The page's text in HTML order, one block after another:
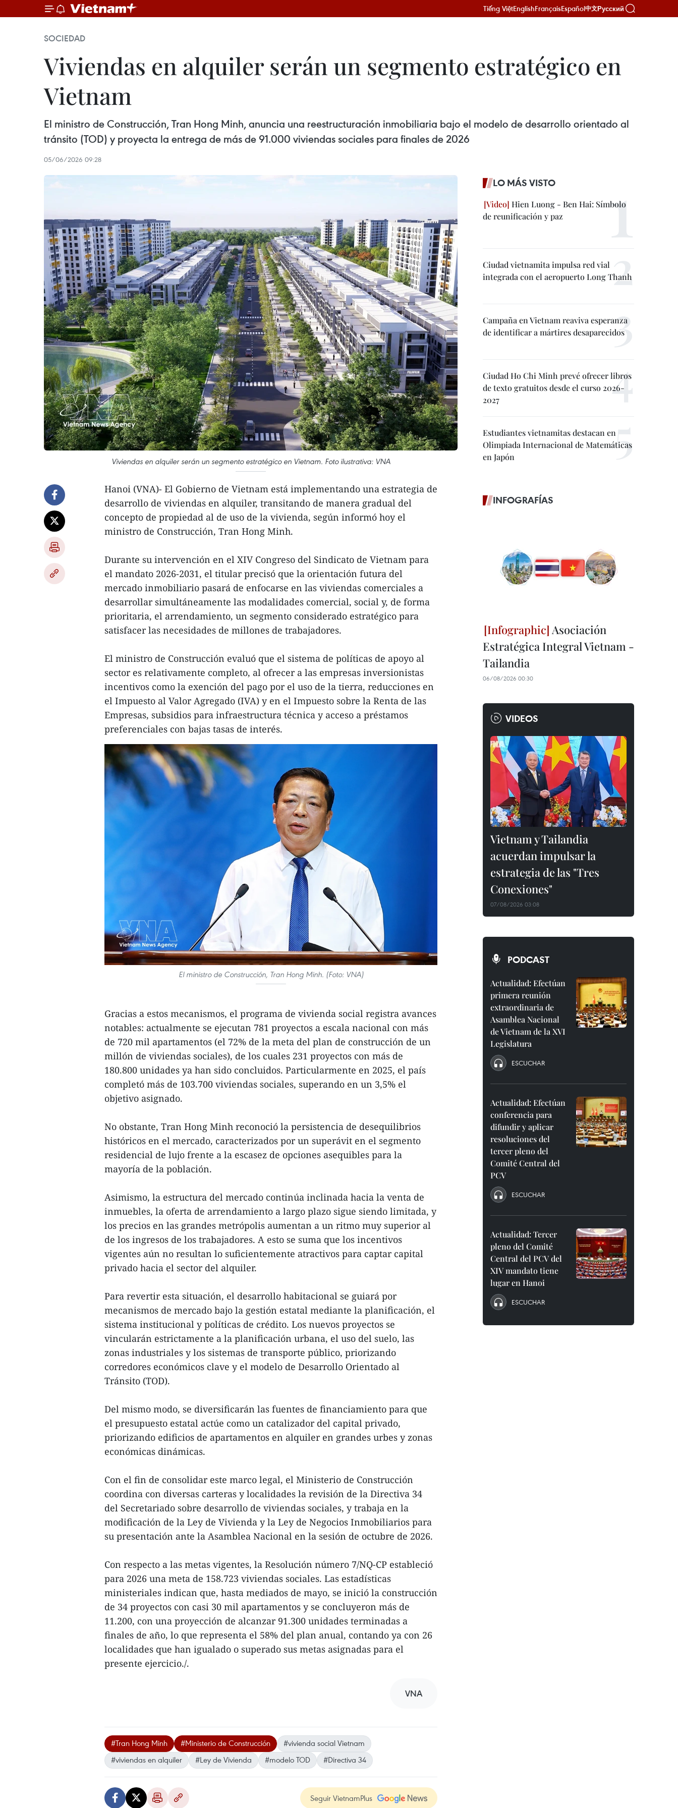
Tiếng ViệtEnglishFrançaisEspañol中文Русский
SOCIEDAD
Viviendas en alquiler serán un segmento estratégico en
Vietnam
El ministro de Construcción, Tran Hong Minh, anuncia una reestructuración inmobiliaria bajo el modelo de desarrollo orientado al
tránsito (TOD) y proyecta la entrega de más de 91.000 viviendas sociales para finales de 2026
05/06/2026 09:28
Viviendas en alquiler serán un segmento estratégico en Vietnam. Foto ilustrativa: VNA
Hanoi (VNA)- El Gobierno de Vietnam está implementando una estrategia de
desarrollo de viviendas en alquiler, transitando de manera gradual del
concepto de propiedad al de uso de la vivienda, según informó hoy el
ministro de Construcción, Tran Hong Minh.
Durante su intervención en el XIV Congreso del Sindicato de Vietnam para
el mandato 2026-2031, el titular precisó que la orientación futura del
mercado inmobiliario pasará de enfocarse en las viviendas comerciales a
desarrollar simultáneamente las modalidades comercial, social y, de forma
prioritaria, el arrendamiento, un segmento considerado estratégico para
satisfacer las necesidades de millones de trabajadores.
El ministro de Construcción evaluó que el sistema de políticas de apoyo al
sector es relativamente completo, al ofrecer a las empresas inversionistas
incentivos como la exención del pago por el uso de la tierra, reducciones en
el Impuesto al Valor Agregado (IVA) y en el Impuesto sobre la Renta de las
Empresas, subsidios para infraestructura técnica y acceso a préstamos
preferenciales con bajas tasas de interés.
El ministro de Construcción, Tran Hong Minh. (Foto: VNA)
Gracias a estos mecanismos, el programa de vivienda social registra avances
notables: actualmente se ejecutan 781 proyectos a escala nacional con más
de 720 mil apartamentos (el 72% de la meta del plan de construcción de un
millón de viviendas sociales), de los cuales 231 proyectos con más de
180.800 unidades ya han sido concluidos. Particularmente en 2025, el país
completó más de 103.700 viviendas sociales, superando en un 3,5% el
objetivo asignado.
No obstante, Tran Hong Minh reconoció la persistencia de desequilibrios
históricos en el mercado, caracterizados por un superávit en el segmento
residencial de lujo frente a la escasez de opciones asequibles para la
mayoría de la población.
Asimismo, la estructura del mercado continúa inclinada hacia la venta de
inmuebles, la oferta de arrendamiento a largo plazo sigue siendo limitada, y
los precios en las grandes metrópolis aumentan a un ritmo muy superior al
de los ingresos de los trabajadores. A esto se suma que los incentivos
vigentes aún no resultan lo suficientemente atractivos para captar capital
privado hacia el sector del alquiler.
Para revertir esta situación, el desarrollo habitacional se guiará por
mecanismos de mercado bajo la gestión estatal mediante la planificación, el
sistema institucional y políticas de crédito. Los nuevos proyectos se
vincularán estrictamente a la planificación urbana, el uso del suelo, las
zonas industriales y los sistemas de transporte público, priorizando
corredores económicos clave y el modelo de Desarrollo Orientado al
Tránsito (TOD).
Del mismo modo, se diversificarán las fuentes de financiamiento para que
el presupuesto estatal actúe como un catalizador del capital privado,
priorizando edificios de apartamentos en alquiler en grandes urbes y zonas
económicas dinámicas.
Con el fin de consolidar este marco legal, el Ministerio de Construcción
coordina con diversas carteras y localidades la revisión de la Directiva 34
del Secretariado sobre desarrollo de viviendas sociales, y trabaja en la
modificación de la Ley de Vivienda y la Ley de Negocios Inmobiliarios para
su presentación ante la Asamblea Nacional en la sesión de octubre de 2026.
Con respecto a las metas vigentes, la Resolución número 7/NQ-CP estableció
para 2026 una meta de 158.723 viviendas sociales. Las estadísticas
ministeriales indican que, hasta mediados de mayo, se inició la construcción
de 34 proyectos con casi 30 mil apartamentos y se concluyeron más de
11.200, con una proyección de alcanzar 91.300 unidades terminadas a
finales de año, lo que representa el 58% del plan anual, contando ya con 26
localidades que han igualado o superado sus metas asignadas para el
presente ejercicio./.
VNA
#Tran Hong Minh #Ministerio de Construcción
#vivienda social Vietnam
#viviendas en alquiler
#Ley de Vivienda #modelo TOD #Directiva 34
Seguir VietnamPlus
LO MÁS VISTO
Hien Luong - Ben Hai: Símbolo
de reunificación y paz
Ciudad vietnamita impulsa red vial
integrada con el aeropuerto Long Thanh
Campaña en Vietnam reaviva esperanza
de identificar a mártires desaparecidos
Ciudad Ho Chi Minh prevé ofrecer libros
de texto gratuitos desde el curso 2026-
2027
Estudiantes vietnamitas destacan en
Olimpiada Internacional de Matemáticas
en Japón
INFOGRAFÍAS
Asociación
Estratégica Integral Vietnam -
Tailandia
06/08/2026 00:30
VIDEOS
Vietnam y Tailandia
acuerdan impulsar la
estrategia de las "Tres
Conexiones"
07/08/2026 03:08
PODCAST
Actualidad: Efectúan
primera reunión
extraordinaria de
Asamblea Nacional
de Vietnam de la XVI
Legislatura
ESCUCHAR
Actualidad: Efectúan
conferencia para
difundir y aplicar
resoluciones del
tercer pleno del
Comité Central del
PCV
ESCUCHAR
Actualidad: Tercer
pleno del Comité
Central del PCV del
XIV mandato tiene
lugar en Hanoi
ESCUCHAR